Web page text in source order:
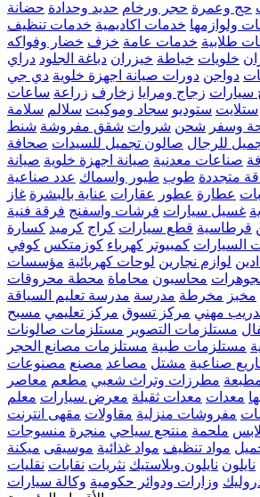
حج وعمرة حجر ورخام حديد وحدادة حضانة
ولوازمها خدمات اكاديمية خدمات تنظيف
طلابية خدمات عامة خزف خضار وفواكه
خلويات خياطة خيزران دباغة الجلود دراي
دواجن دورات صيانة اجهزة خلوية دي جي
سيارات زجاج ومرايا زخارف زراعة ساعات
ستلايت ستوديو سجاد وموكيت سلالم سلامة
وسفر شحن شروات شقق مفروشة شنط
للرجال صالون تجميل للسيدات صحافة
صناعات معدنية صيانة اجهزة خلوية صيانة
متجددة طوب طيور واسماك عدد صناعية
عطارة عطور عقارات عناية بالبشرة غاز
غسيل سيارات فرشات واسفنج فرقة فنية
قرطاسية قطع سيارات كراج كرميد كسارة
السيارات كمبيوتر كهرباء كوزمتكس كوفي
لوازم نجارين لوحات كهربائية مؤسسات
محاسبون محاماة محطة محروقات
مخبز مخرطة مدرسة مدرسة تعليم السياقة
مهني مركز تسوق مركز تعليمي مسبح
مستلزمات التصوير مستلزمات صالونات
مستلزمات طبية مستلزمات مصانع الحجر
صناعية مشتل مصاعد مصنع مصنوعات
مطرزات وتراث شعبي مطعم معاصر
معدات معدات ثقيلة معرض سيارات معلم
مفروشات منزلية مقاولات مقهى انترنت
ملحمة منتجع سياحي منجرة منسوجات
مواد تنظيف مواد غذائية موسيقى ميكنة
نايلون نايلون وبلاستيك نثريات نقابات نقليات
وزارات ودوائر حكومية وكالة سيارات